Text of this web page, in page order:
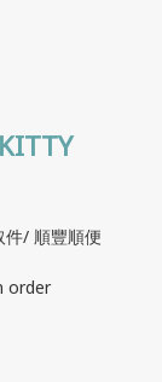
件/ 順豐順便
order